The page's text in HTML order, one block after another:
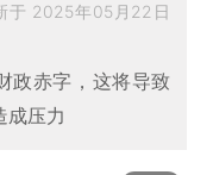
于 2025年05月22日
政赤字，这将导致
成压力